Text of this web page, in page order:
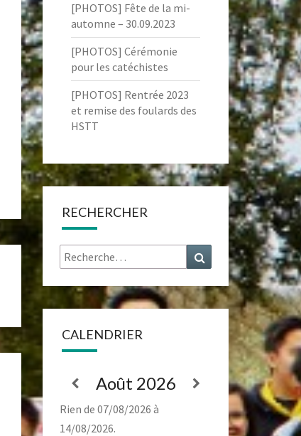
[PHOTOS] Fête de la mi-
automne – 30.09.2023
[PHOTOS] Cérémonie
pour les catéchistes
[PHOTOS] Rentrée 2023
et remise des foulards des
HSTT
RECHERCHER
Rechercher : Recherche
CALENDRIER
Août 2026
Rien de 07/08/2026 à
14/08/2026.